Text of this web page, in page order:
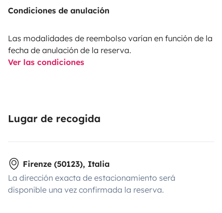
Condiciones de anulación
Las modalidades de reembolso varían en función de la
fecha de anulación de la reserva.
Ver las condiciones
Lugar de recogida
Firenze (50123), Italia
La dirección exacta de estacionamiento será
disponible una vez confirmada la reserva.